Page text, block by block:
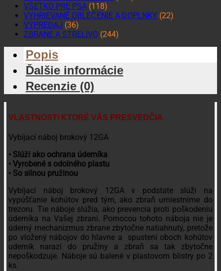
VŠETKO PRE PSA (118)
VYHRIEVANÉ OBLEČENIE A DOPLNKY (22)
VÝPREDAJ (36)
ZBRANE A STRELIVO (244)
Popis
Ďalšie informácie
Recenzie (0)
VLASTNOSTI KTORÉ VÁS PRESVEDČIA
Vybíjací náboj brokový 12GA
• Slúži ako ochrana úderníka
• Vyrobené s odolného plastu
• So silnou pružinou
Vybíjací náboj brokový 12GA v podstate slúži na
vypúšťanie kohútov pred tým, ako zbraň umiestnime do
trezoru. Tie náboje slúžia, ako prevencia proti poškodeniu
úderníka na Vašej zbrani. Pomocou tohoto náboja nie je
úderný mechanizmus zbrane zbytočne natiahnutý, pretože
po vložený nábojov do hlavne a spustení oboch kohútov
uderník narazí do pružiny a zbraň sa tak zbytočne
nepoškodzuje. Náboje sú balené v plastovom blistry po 2
ks.